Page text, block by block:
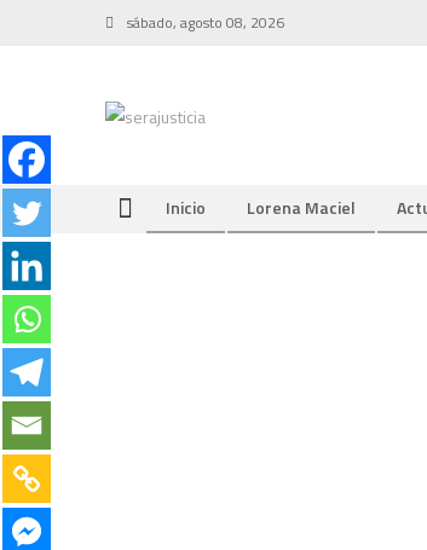
sábado, agosto 08, 2026
Inicio Lorena Maciel